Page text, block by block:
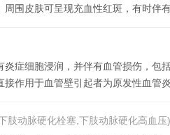
周围皮肤可呈现充血性红斑，有时伴
炎症细胞浸润，并伴有血管损伤，
接作用于血管壁引起者为原发性血管
肢动脉硬化栓塞,下肢动脉硬化高血压)